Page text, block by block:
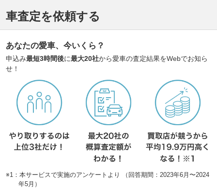
車査定を依頼する
あなたの愛車、今いくら？
申込み最短3時間後に最大20社から愛車の査定結果をWebでお知ら
せ！
※1：本サービスで実施のアンケートより （回答期間：2023年6月〜2024
年5月）